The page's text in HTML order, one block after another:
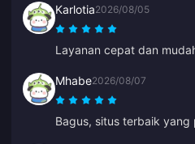
Karlotia2026/08/05
Layanan cepat dan
Mhabe2026/08/07
Bagus, situs terbaik yang